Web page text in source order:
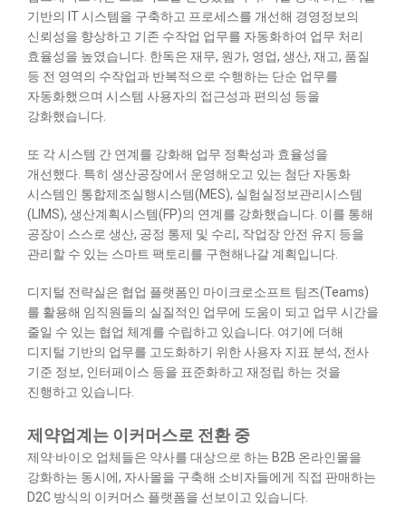
기반의 IT 시스템을 구축하고 프로세스를 개선해 경영정보의
신뢰성을 향상하고 기존 수작업 업무를 자동화하여 업무 처리
효율성을 높였습니다. 한독은 재무, 원가, 영업, 생산, 재고, 품질
등 전 영역의 수작업과 반복적으로 수행하는 단순 업무를
자동화했으며 시스템 사용자의 접근성과 편의성 등을
강화했습니다.
또 각 시스템 간 연계를 강화해 업무 정확성과 효율성을
개선했다. 특히 생산공장에서 운영해오고 있는 첨단 자동화
시스템인 통합제조실행시스템(MES), 실험실정보관리시스템
(LIMS), 생산계획시스템(FP)의 연계를 강화했습니다. 이를 통해
공장이 스스로 생산, 공정 통제 및 수리, 작업장 안전 유지 등을
관리할 수 있는 스마트 팩토리를 구현해나갈 계획입니다.
디지털 전략실은 협업 플랫폼인 마이크로소프트 팀즈(Teams)
를 활용해 임직원들의 실질적인 업무에 도움이 되고 업무 시간을
줄일 수 있는 협업 체계를 수립하고 있습니다. 여기에 더해
디지털 기반의 업무를 고도화하기 위한 사용자 지표 분석, 전사
기준 정보, 인터페이스 등을 표준화하고 재정립 하는 것을
진행하고 있습니다.
제약업계는 이커머스로 전환 중
제약·바이오 업체들은 약사를 대상으로 하는 B2B 온라인몰을
강화하는 동시에, 자사몰을 구축해 소비자들에게 직접 판매하는
D2C 방식의 이커머스 플랫폼을 선보이고 있습니다.